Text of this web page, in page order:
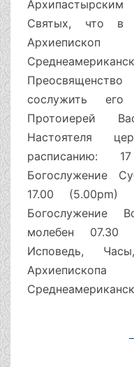
Святых, что в
Преосвященство
сослужить его
Протоиерей
Настоятеля
расписанию:
Богослужение
17.00 (5.00pm)
Богослужение
молебен 07.30
Исповедь,